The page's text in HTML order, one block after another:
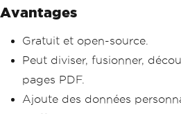
Avantages
Gratuit et open-source.
Peut diviser, fusionner,
pages PDF.
Ajoute des données